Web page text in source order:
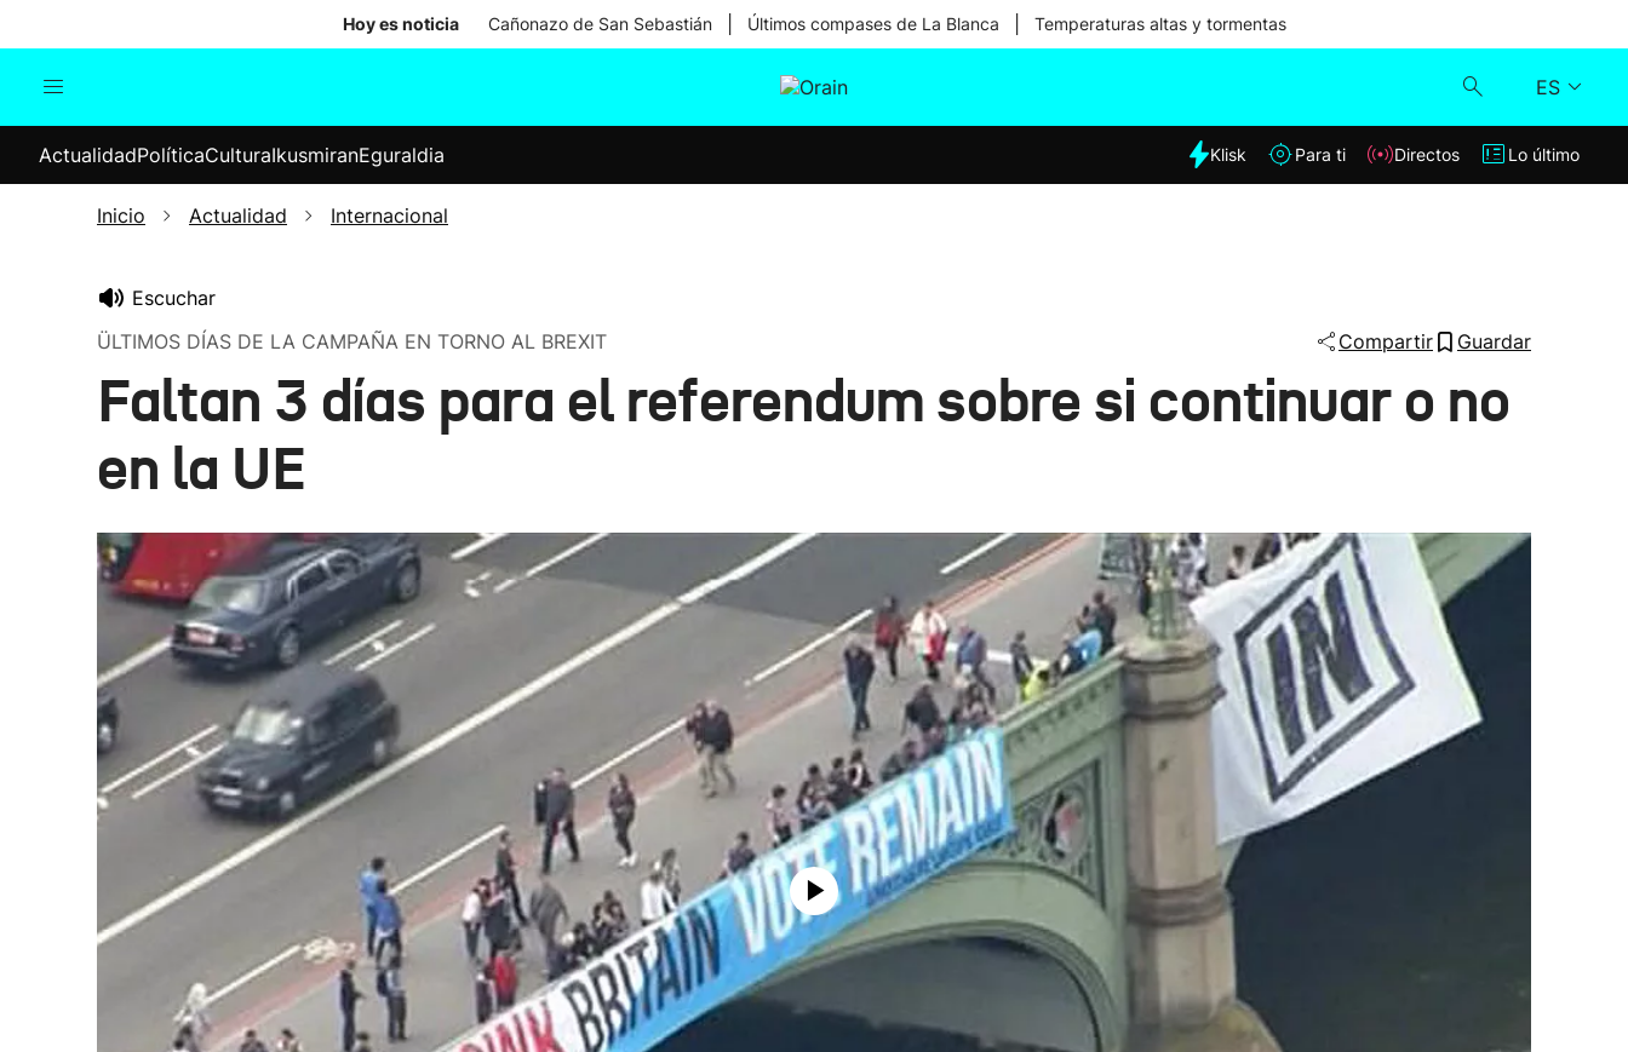
Hoy es noticia Cañonazo de San Sebastián Últimos compases de La Blanca Temperaturas altas y tormentas
ES
Internacional
Elecciones
Klisk
Lo último
ActualidadPolíticaCulturaIkusmiranEguraldia Klisk Para ti Directos Lo último
Inicio Actualidad Internacional
Escuchar
ÜLTIMOS DÍAS DE LA CAMPAÑA EN TORNO AL BREXIT
Compartir Guardar
Faltan 3 días para el referendum sobre si continuar o no
en la UE